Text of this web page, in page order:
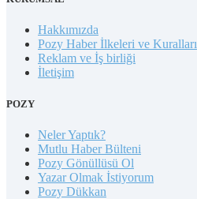
Hakkımızda
Pozy Haber İlkeleri ve Kuralları
Reklam ve İş birliği
İletişim
POZY
Neler Yaptık?
Mutlu Haber Bülteni
Pozy Gönüllüsü Ol
Yazar Olmak İstiyorum
Pozy Dükkan